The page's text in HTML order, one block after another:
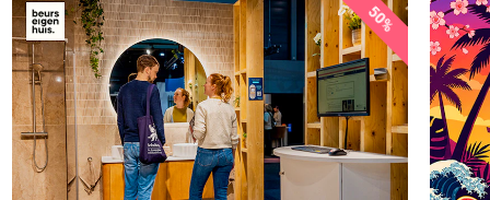
50%